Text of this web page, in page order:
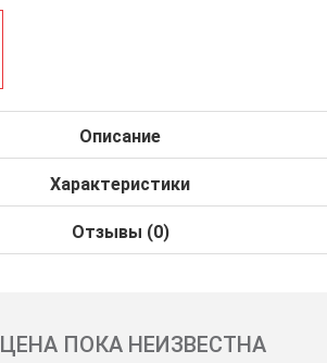
Описание
Характеристики
Отзывы (0)
ЦЕНА ПОКА НЕИЗВЕСТНА